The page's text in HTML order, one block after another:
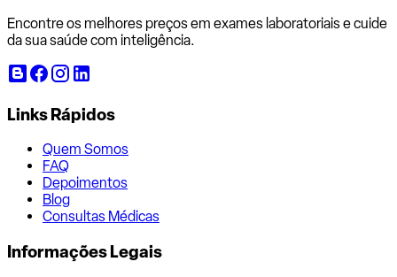
Encontre os melhores preços em exames laboratoriais e cuide
da sua saúde com inteligência.
Links Rápidos
Quem Somos
FAQ
Depoimentos
Blog
Consultas Médicas
Informações Legais